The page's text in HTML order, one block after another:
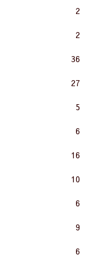
2
2
36
27
5
6
16
10
6
9
6